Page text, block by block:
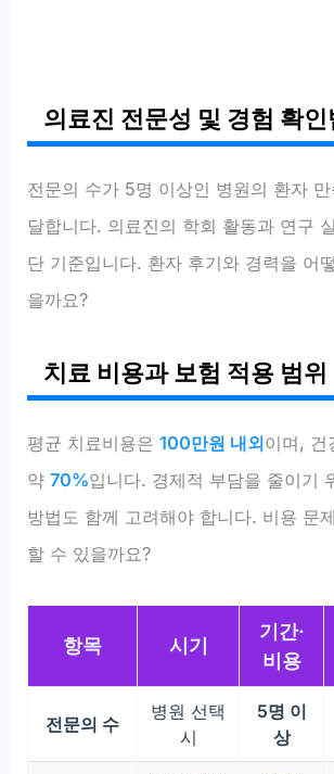
의료진 전문성 및 경험 확인
전문의 수가 5명 이상인 병원의 환자
달합니다. 의료진의 학회 활동과 연구
단 기준입니다. 환자 후기와 경력을 어
을까요?
치료 비용과 보험 적용 범위
평균 치료비용은100만원 내외이며, 건
약70%입니다. 경제적 부담을 줄이기
방법도 함께 고려해야 합니다. 비용 문
할 수 있을까요?
항목 시기
기간·
비용
전문의 수
병원 선택
시
5명 이
상